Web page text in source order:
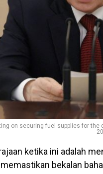
on securing fuel supplies for the
ketika ini adalah
bekalan